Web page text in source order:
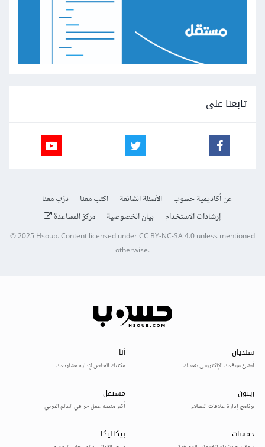
تابعنا على
عن أكاديمية حسوب الأسئلة الشائعة اكتب معنا
درّب معنا
إرشادات الاستخدام
بيان الخصوصية مركز المساعدة
© 2025Hsoub.Content licensed underCC BY-NC-SA 4.0unless mentioned
otherwise.